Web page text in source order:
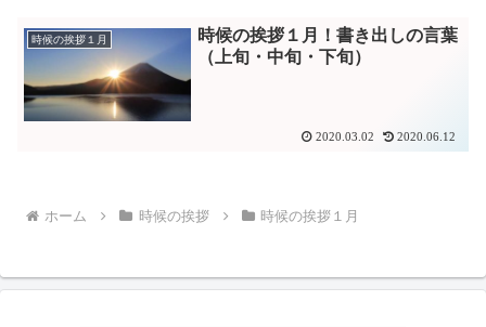
時候の挨拶１月
時候の挨拶１月！書き出しの言葉
（上旬・中旬・下旬）
2020.03.02 2020.06.12
ホーム 時候の挨拶 時候の挨拶１月